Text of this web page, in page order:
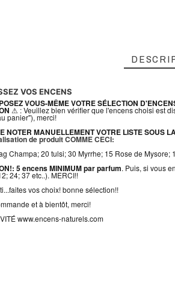
VOS ENCENS
VOUS-MÊME VOTRE SÉLECTION
⚠ : Veuillez bien vérifier que l'encens choisi est
panier"), merci!
NOTER MANUELLEMENT VOTRE LISTE SOUS
de produitCOMME CECI:
Champa; 20 tulsi; 30 Myrrhe; 15 Rose de
5 encens MINIMUM par parfum. Puis, si vous
24; 37 etc..). MERCI!!
vos choix! bonne sélection!!
et à bientôt, merci!
www.encens-naturels.com